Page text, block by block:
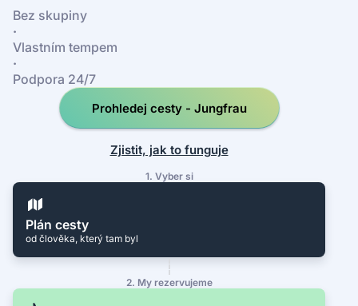
Bez skupiny
·
Vlastním tempem
·
Podpora 24/7
Prohledej cesty - Jungfrau
Zjistit, jak to funguje
1. Vyber si
Plán cesty
od člověka, který tam byl
2. My rezervujeme